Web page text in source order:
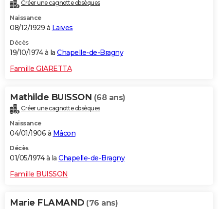
Créer une cagnotte obsèques
Naissance
08/12/1929 à Laives
Décès
19/10/1974 à la Chapelle-de-Bragny
Famille GIARETTA
Mathilde BUISSON (68 ans)
Créer une cagnotte obsèques
Naissance
04/01/1906 à Mâcon
Décès
01/05/1974 à la Chapelle-de-Bragny
Famille BUISSON
Marie FLAMAND (76 ans)